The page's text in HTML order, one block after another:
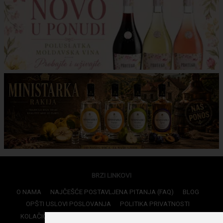
BRZI LINKOVI
O NAMA NAJČEŠĆE POSTAVLJENA PITANJA (FAQ)
BLOG
OPŠTI USLOVI POSLOVANJA
POLITIKA PRIVATNOSTI
KOLAČIĆI (Cookies)